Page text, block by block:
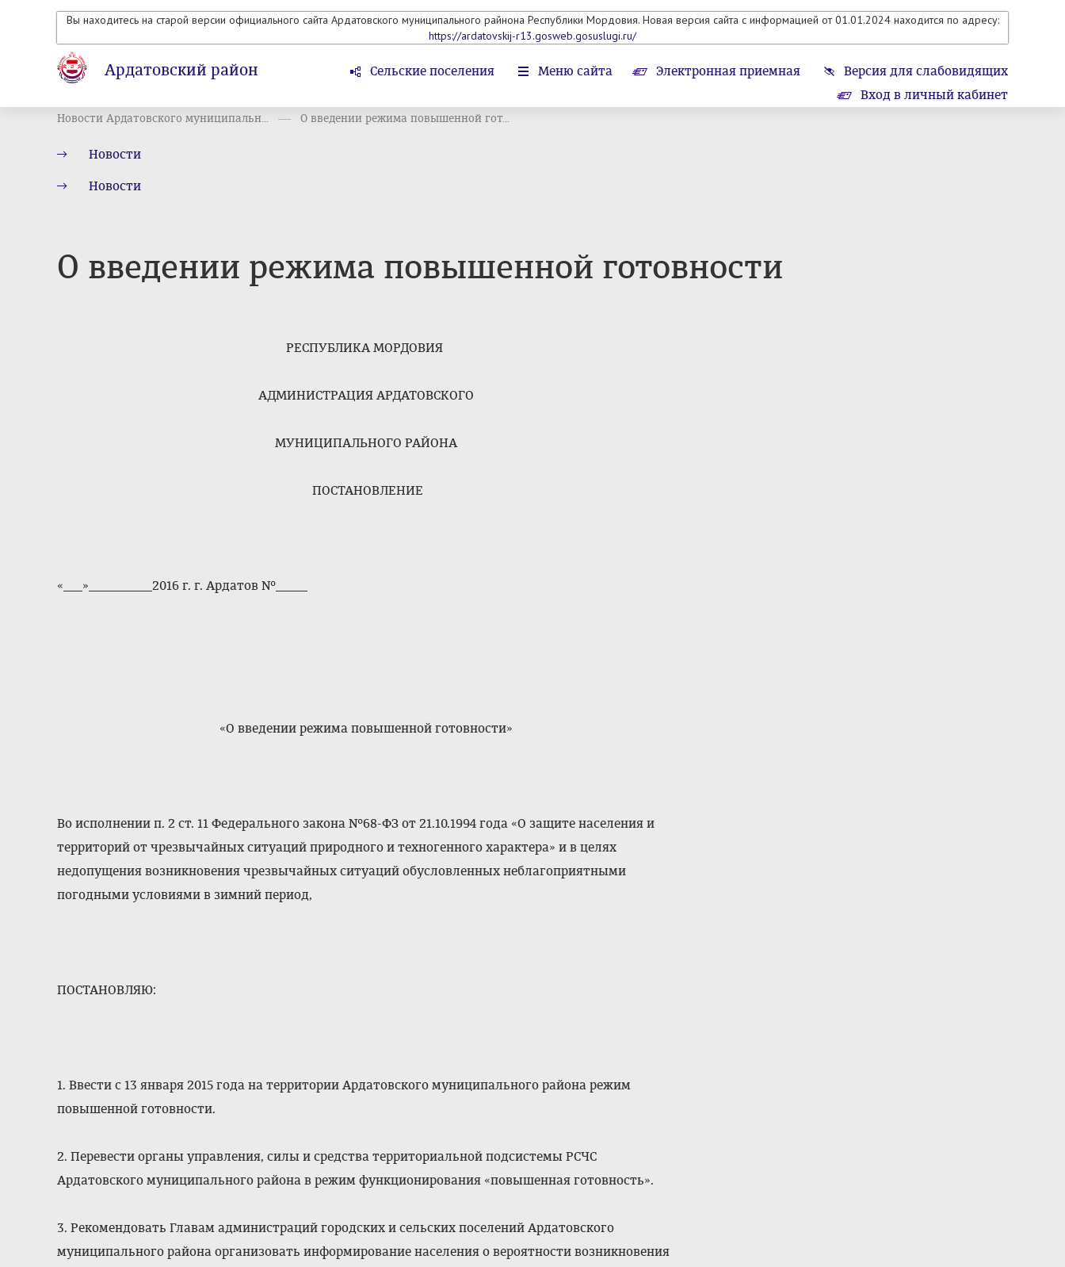
Вы находитесь на старой версии официального сайта Ардатовского муниципального райнона Республики Мордовия. Новая версия сайта с информацией от 01.01.2024 находится по адресу:
https://ardatovskij-r13.gosweb.gosuslugi.ru/
Ардатовский район Сельские поселения Меню сайта Электронная приемная
Версия для слабовидящих
Вход в личный кабинет
Новости Ардатовского муниципальн... О введении режима повышенной гот...
Новости
Новости
О введении режима повышенной готовности
РЕСПУБЛИКА МОРДОВИЯ
АДМИНИСТРАЦИЯ АРДАТОВСКОГО
МУНИЦИПАЛЬНОГО РАЙОНА
ПОСТАНОВЛЕНИЕ
«___»__________2016 г. г. Ардатов №_____
«О введении режима повышенной готовности»
Во исполнении п. 2 ст. 11 Федерального закона №68-ФЗ от 21.10.1994 года «О защите населения и
территорий от чрезвычайных ситуаций природного и техногенного характера» и в целях
недопущения возникновения чрезвычайных ситуаций обусловленных неблагоприятными
погодными условиями в зимний период,
ПОСТАНОВЛЯЮ:
1. Ввести с 13 января 2015 года на территории Ардатовского муниципального района режим
повышенной готовности.
2. Перевести органы управления, силы и средства территориальной подсистемы РСЧС
Ардатовского муниципального района в режим функционирования «повышенная готовность».
3. Рекомендовать Главам администраций городских и сельских поселений Ардатовского
муниципального района организовать информирование населения о вероятности возникновения